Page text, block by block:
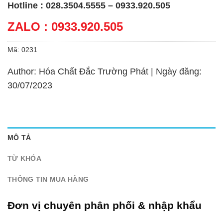
Hotline : 028.3504.5555 – 0933.920.505
ZALO : 0933.920.505
Mã: 0231
Author: Hóa Chất Đắc Trường Phát | Ngày đăng:
30/07/2023
MÔ TẢ
TỪ KHÓA
THÔNG TIN MUA HÀNG
Đơn vị chuyên phân phối & nhập khẩu